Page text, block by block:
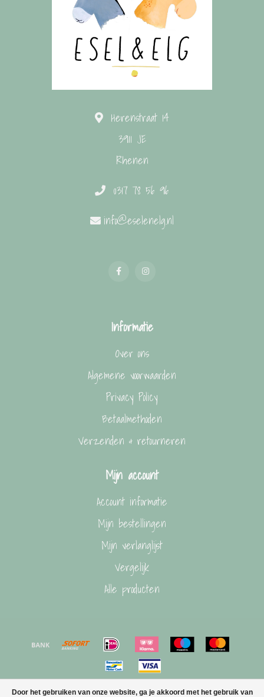
Door het gebruiken van onze website, ga je akkoord met het gebruik van
Herenstraat 14
3911 JE
Rhenen
0317 78 56 96
info@eselenelg.nl
Informatie
Over ons
Algemene voorwaarden
Privacy Policy
Betaalmethoden
Verzenden & retourneren
Mijn account
Account informatie
Mijn bestellingen
Mijn verlanglijst
Vergelijk
Alle producten